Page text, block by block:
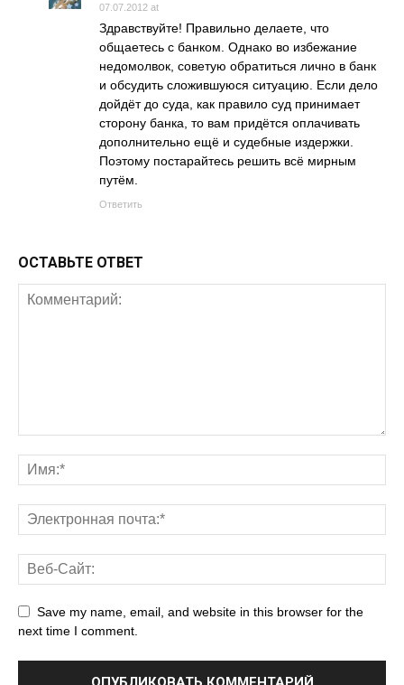
07.07.2012 at
Здравствуйте! Правильно делаете, что
общаетесь с банком. Однако во избежание
недомолвок, советую обратиться лично в банк
и обсудить сложившуюся ситуацию. Если дело
дойдёт до суда, как правило суд принимает
сторону банка, то вам придётся оплачивать
дополнительно ещё и судебные издержки.
Поэтому постарайтесь решить всё мирным
путём.
Ответить
ОСТАВЬТЕ ОТВЕТ
Save my name, email, and website in this browser for the
next time I comment.